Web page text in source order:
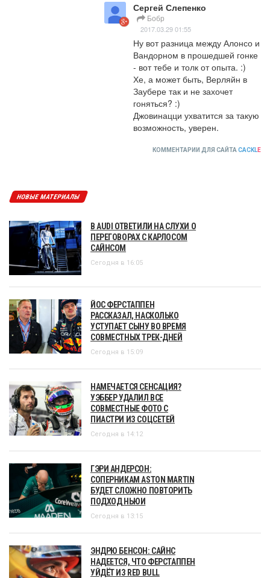
Сергей Слепенко
Бобр
2017.03.29 01:55
Ну вот разница между Алонсо и
Вандорном в прошедшей гонке
- вот тебе и толк от опыта. :)
Хе, а может быть, Верляйн в
Заубере так и не захочет
гоняться? :)
Джовинацци ухватится за такую
возможность, уверен.
КОММЕНТАРИИ ДЛЯ САЙТА CACKLE
НОВЫЕ МАТЕРИАЛЫ
В AUDI ОТВЕТИЛИ НА СЛУХИ О
ПЕРЕГОВОРАХ С КАРЛОСОМ
САЙНСОМ
Сегодня в 16:05
ЙОС ФЕРСТАППЕН
РАССКАЗАЛ, НАСКОЛЬКО
УСТУПАЕТ СЫНУ ВО ВРЕМЯ
СОВМЕСТНЫХ ТРЕК-ДНЕЙ
Сегодня в 15:09
НАМЕЧАЕТСЯ СЕНСАЦИЯ?
УЭББЕР УДАЛИЛ ВСЕ
СОВМЕСТНЫЕ ФОТО С
ПИАСТРИ ИЗ СОЦСЕТЕЙ
Сегодня в 14:12
ГЭРИ АНДЕРСОН:
СОПЕРНИКАМ ASTON MARTIN
БУДЕТ СЛОЖНО ПОВТОРИТЬ
ПОДХОД НЬЮИ
Сегодня в 13:15
ЭНДРЮ БЕНСОН: САЙНС
НАДЕЕТСЯ, ЧТО ФЕРСТАППЕН
УЙДЁТ ИЗ RED BULL